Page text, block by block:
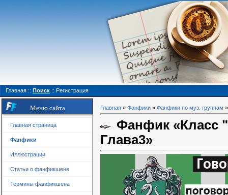
Главная :: Поиск :: Регистрация
Меню сайта
Главная страница
Фанфики
Иллюстрации
Статьи о фанфикшене
Термины фанфикшена
Главная » Фанфики » Фанфики по муз. группам
Фанфик «Класс
Глава3»